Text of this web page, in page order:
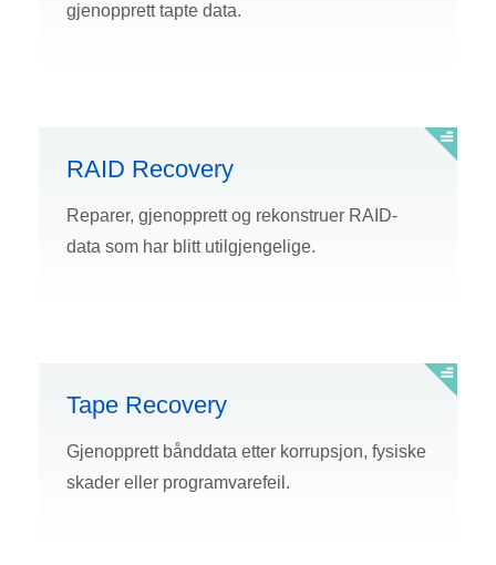
gjenopprett tapte data.
RAID Recovery
Reparer, gjenopprett og rekonstruer RAID-
data som har blitt utilgjengelige.
Tape Recovery
Gjenopprett bånddata etter korrupsjon, fysiske
skader eller programvarefeil.